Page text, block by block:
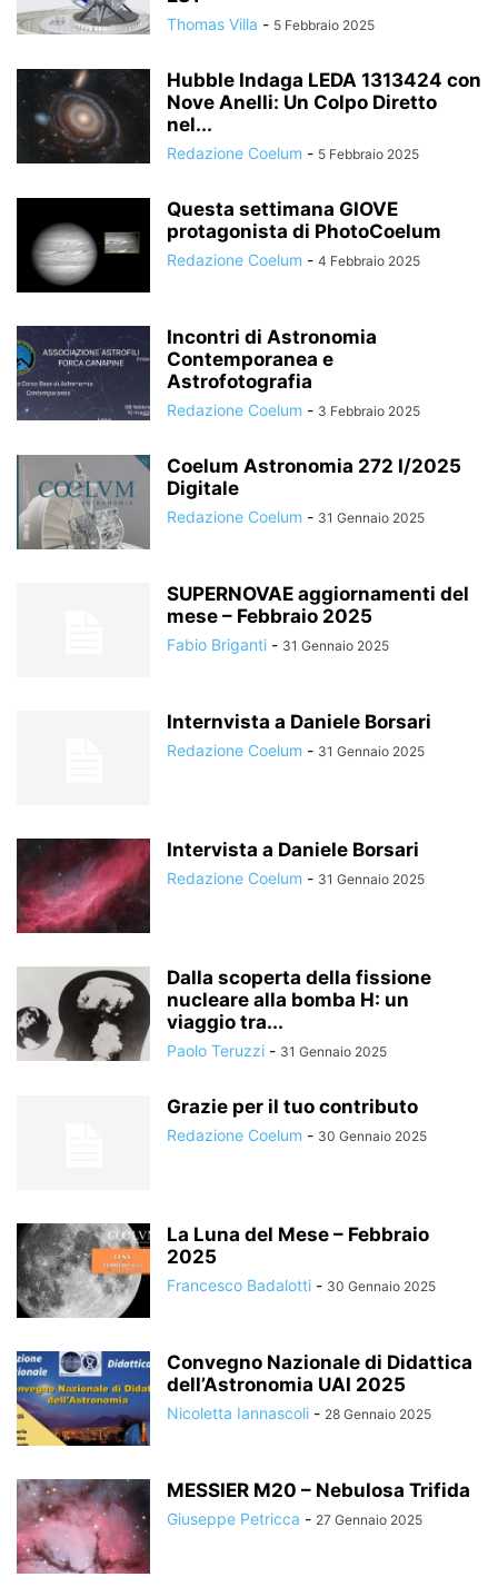
Thomas Villa - 5 Febbraio 2025
Hubble Indaga LEDA 1313424 con
Nove Anelli: Un Colpo Diretto
nel...
Redazione Coelum - 5 Febbraio 2025
Questa settimana GIOVE
protagonista di PhotoCoelum
Redazione Coelum - 4 Febbraio 2025
Incontri di Astronomia
Contemporanea e
Astrofotografia
Redazione Coelum - 3 Febbraio 2025
Coelum Astronomia 272 I/2025
Digitale
Redazione Coelum - 31 Gennaio 2025
SUPERNOVAE aggiornamenti del
mese – Febbraio 2025
Fabio Briganti - 31 Gennaio 2025
Internvista a Daniele Borsari
Redazione Coelum - 31 Gennaio 2025
Intervista a Daniele Borsari
Redazione Coelum - 31 Gennaio 2025
Dalla scoperta della fissione
nucleare alla bomba H: un
viaggio tra...
Paolo Teruzzi - 31 Gennaio 2025
Grazie per il tuo contributo
Redazione Coelum - 30 Gennaio 2025
La Luna del Mese – Febbraio
2025
Francesco Badalotti - 30 Gennaio 2025
Convegno Nazionale di Didattica
dell’Astronomia UAI 2025
Nicoletta Iannascoli - 28 Gennaio 2025
MESSIER M20 – Nebulosa Trifida
Giuseppe Petricca - 27 Gennaio 2025